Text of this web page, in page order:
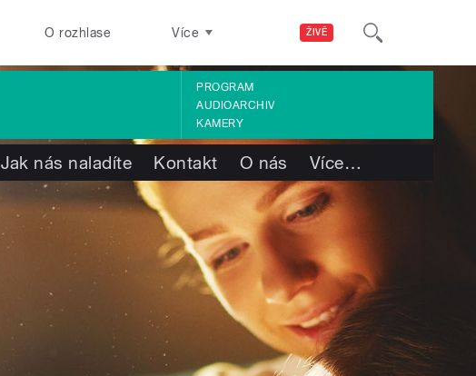
ŽIVĚ
O rozhlase Více
PROGRAM
AUDIOARCHIV
KAMERY
Jak nás naladíte Kontakt O nás Více…